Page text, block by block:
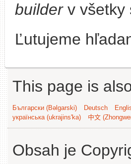
builderv všetky
Ľutujeme
This page is
Български (Bəlgarski) Deutsch
українська (ukrajins'ka)
中文
Obsah je